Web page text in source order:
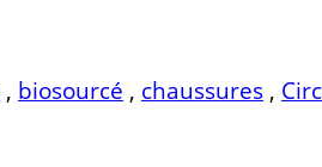
, biosourcé , chaussures ,